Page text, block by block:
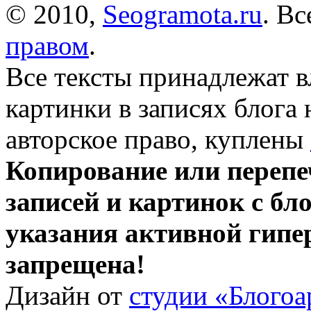
© 2010, Seogramota.ru.
правом.
Все тексты принадлежат
картинки в записях
авторское право, куплены
Копирование или
записей и картинок с
указания активной
запрещена!
Дизайн от студии